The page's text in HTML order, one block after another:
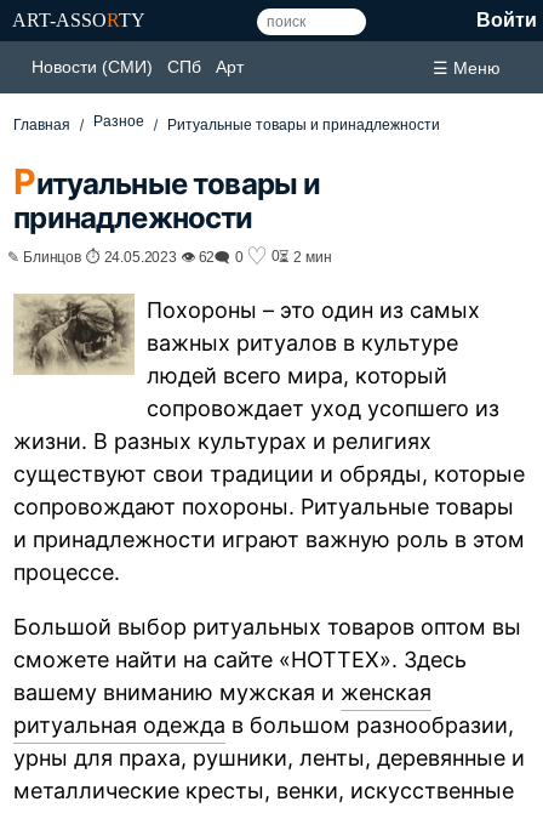
ART-ASSORTY Войти
Новости (СМИ) СПб Арт ☰ Меню
Главная Разное Ритуальные товары и принадлежности
Ритуальные товары и
принадлежности
✎ Блинцов ⏱ 24.05.2023 👁 62🗨 0 ♡ 0⏳ 2 мин
Похороны – это один из самых
важных ритуалов в культуре
людей всего мира, который
сопровождает уход усопшего из
жизни. В разных культурах и религиях
существуют свои традиции и обряды, которые
сопровождают похороны. Ритуальные товары
и принадлежности играют важную роль в этом
процессе.
Большой выбор ритуальных товаров оптом вы
сможете найти на сайте «HOTTEX». Здесь
вашему вниманию мужская и женская
ритуальная одежда в большом разнообразии,
урны для праха, рушники, ленты, деревянные и
металлические кресты, венки, искусственные